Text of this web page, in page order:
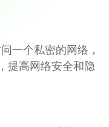
一个私密的网络，
提高网络安全和隐